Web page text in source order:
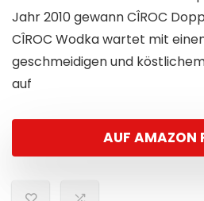
Jahr 2010 gewann CÎROC
CÎROC Wodka wartet mit
geschmeidigen und
auf
AUF AMAZON